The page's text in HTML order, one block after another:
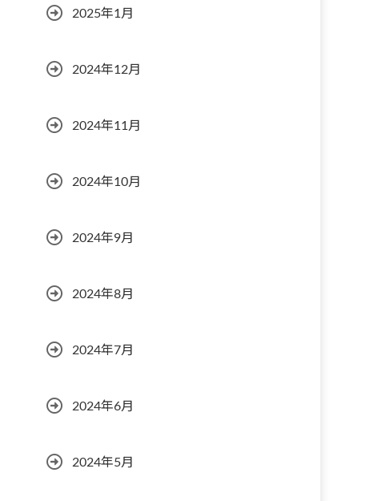
2025年1月
2024年12月
2024年11月
2024年10月
2024年9月
2024年8月
2024年7月
2024年6月
2024年5月